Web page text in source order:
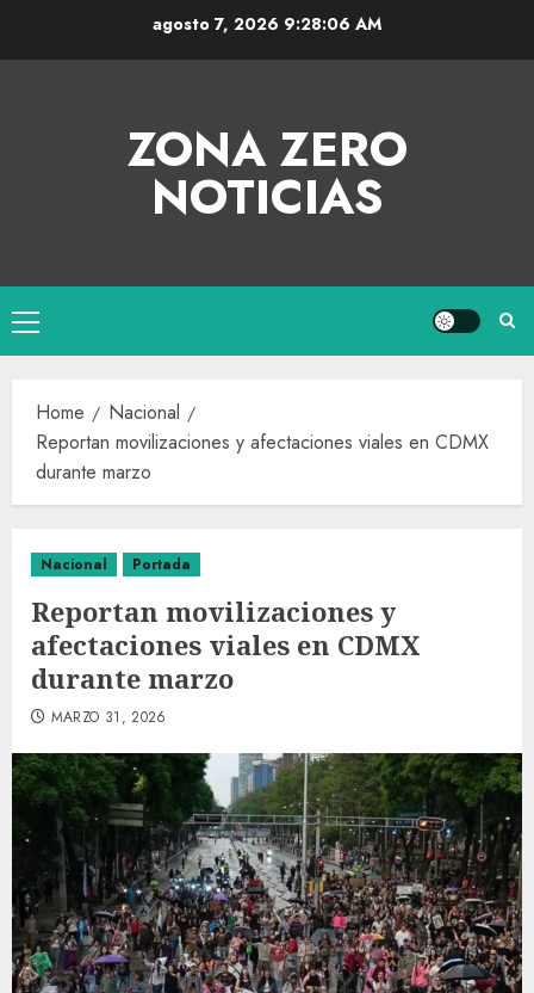
agosto 7, 2026 9:28:06 AM
ZONA ZERO
NOTICIAS
Home
Nacional
Reportan movilizaciones y afectaciones viales en CDMX
durante marzo
Nacional Portada
Reportan movilizaciones y
afectaciones viales en CDMX
durante marzo
MARZO 31, 2026